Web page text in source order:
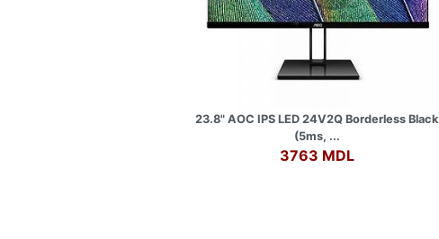
23.8" AOC IPS LED 24V2Q Borderless Black
(5ms, ...
3763 MDL